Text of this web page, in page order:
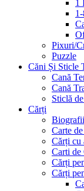
1
Pixuri/
Puzzle
Căni Și Sticle
Cană
Cană
Sticlă
Cărți
Biografii
Carte
Cărți cu
Carti de
Cărți
Cărți